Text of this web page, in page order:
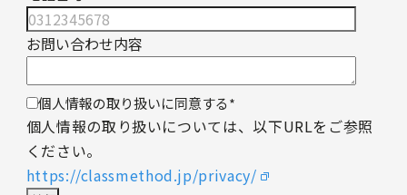
お問い合わせ内容
個人情報の取り扱いに同意する*
個人情報の取り扱いについては、以下URLをご参照
ください。
https://classmethod.jp/privacy/